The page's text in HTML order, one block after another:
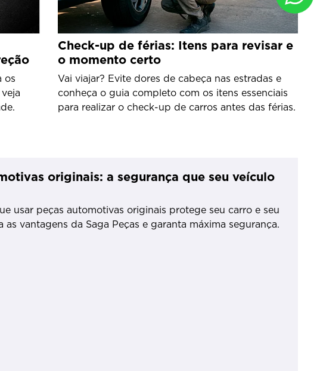
os
Check-up de férias: Itens para revisar e
o momento certo
Vai viajar? Evite dores de cabeça nas estradas e
conheça o guia completo com os itens essenciais
para realizar o check-up de carros antes das férias.
originais: a segurança que seu veículo
usar peças automotivas originais protege seu carro e seu
as vantagens da Saga Peças e garanta máxima segurança.